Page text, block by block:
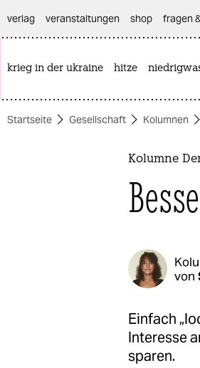
themen
verlag
veranstaltungen shop fragen
krieg in der ukraine hitze
Startseite Gesellschaft Kolumnen
Kolumne
von
Einfach
Interesse
sparen.